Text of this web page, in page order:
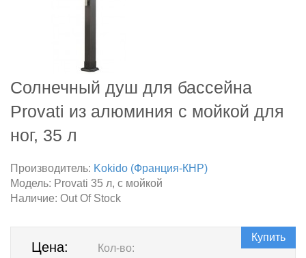
Солнечный душ для бассейна
Provati из алюминия c мойкой для
ног, 35 л
Производитель: Kokido (Франция-КНР)
Модель: Provati 35 л, с мойкой
Наличие: Out Of Stock
Цена:
Кол-во:
Купить